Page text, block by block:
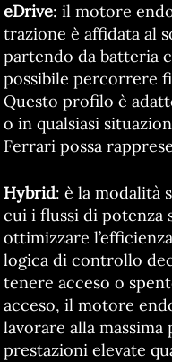
eDrive: il motore
trazione è affidata al
partendo da batteria
possibile percorrere
Questo profilo è
o in qualsiasi
Ferrari possa
Hybrid: è la modalità
cui i flussi di potenza
ottimizzare
logica di controllo
tenere acceso o
acceso, il motore
lavorare alla
prestazioni elevate